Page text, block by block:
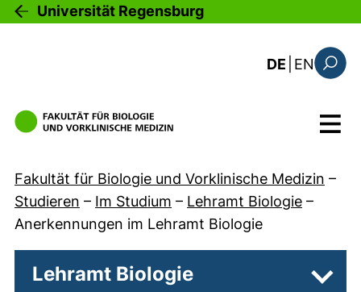
Direkt zum Inhalt
Universität Regensburg
DE EN: this
Menü
Fakultät für Biologie und Vorklinische Medizin –
Studieren – Im Studium – Lehramt Biologie –
Anerkennungen im Lehramt Biologie
Lehramt Biologie